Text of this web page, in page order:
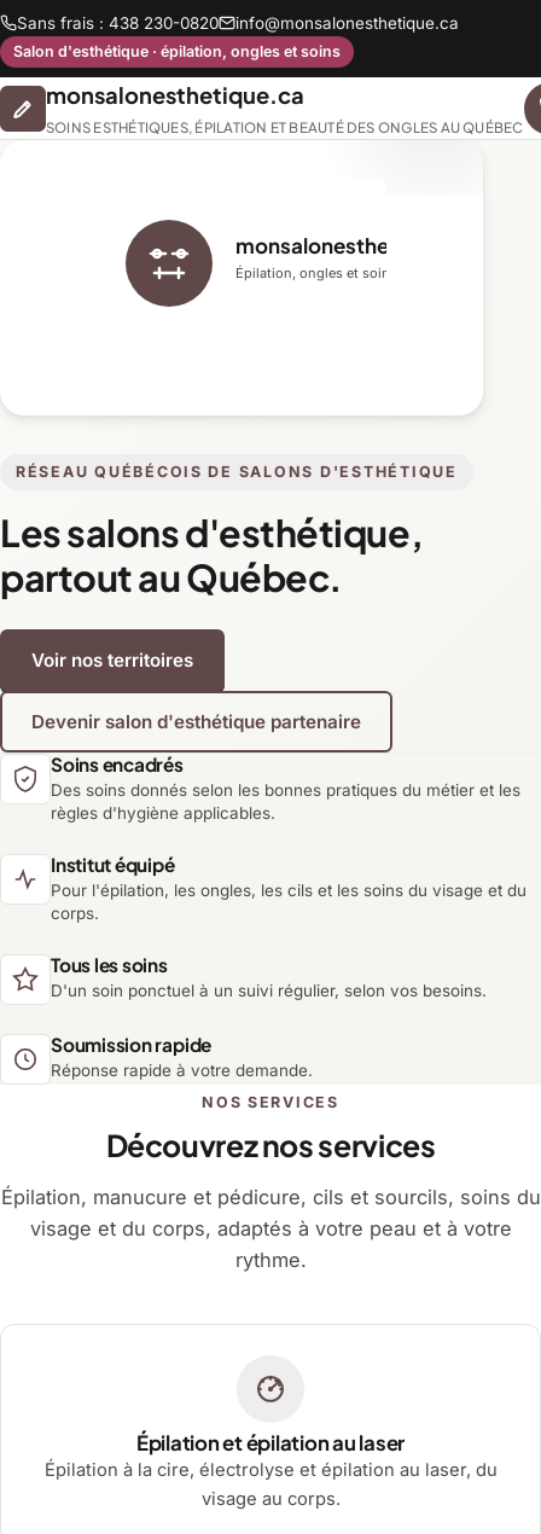
Sans frais : 438 230-0820 info@monsalonesthetique.ca
Salon d'esthétique · épilation, ongles et soins
monsalonesthetique.ca
SOINS ESTHÉTIQUES, ÉPILATION ET BEAUTÉ DES ONGLES AU QUÉBEC
RÉSEAU QUÉBÉCOIS DE SALONS D'ESTHÉTIQUE
Les salons d'esthétique,
partout au Québec.
Voir nos territoires
Devenir salon d'esthétique partenaire
monsalonesthetique.ca
Épilation, ongles et soins du visage
Soins encadrés
Des soins donnés selon les bonnes pratiques du métier et les
règles d'hygiène applicables.
Institut équipé
Pour l'épilation, les ongles, les cils et les soins du visage et du
corps.
Tous les soins
D'un soin ponctuel à un suivi régulier, selon vos besoins.
Soumission rapide
Réponse rapide à votre demande.
NOS SERVICES
Découvrez nos services
Épilation, manucure et pédicure, cils et sourcils, soins du
visage et du corps, adaptés à votre peau et à votre
rythme.
Épilation et épilation au laser
Épilation à la cire, électrolyse et épilation au laser, du
visage au corps.